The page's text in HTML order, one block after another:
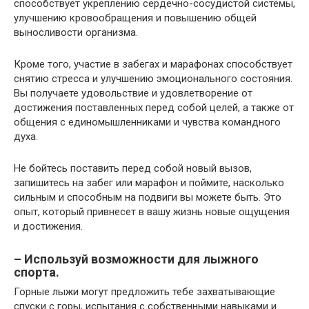
способствует укреплению сердечно-сосудистой системы,
улучшению кровообращения и повышению общей
выносливости организма.
Кроме того, участие в забегах и марафонах способствует
снятию стресса и улучшению эмоционального состояния.
Вы получаете удовольствие и удовлетворение от
достижения поставленных перед собой целей, а также от
общения с единомышленниками и чувства командного
духа.
Не бойтесь поставить перед собой новый вызов,
запишитесь на забег или марафон и поймите, насколько
сильным и способным на подвиги вы можете быть. Это
опыт, который привнесет в вашу жизнь новые ощущения
и достижения.
– Используй возможности для лыжного
спорта.
Горные лыжи могут предложить тебе захватывающие
спуски с горы, испытания с собственными навыками и